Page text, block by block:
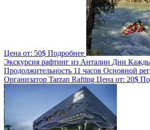
Цена от: 50$ Подробнее
Экскурсия рафтинг из Анталии Дни
Продолжительность 11 часов Основной
Организатор Tarzan Rafting Цена от: 20$